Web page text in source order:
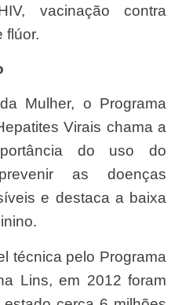
vacinação contra
flúor.
Virais chama a
do uso do
as doenças
e destaca a baixa
Lins, em 2012 foram